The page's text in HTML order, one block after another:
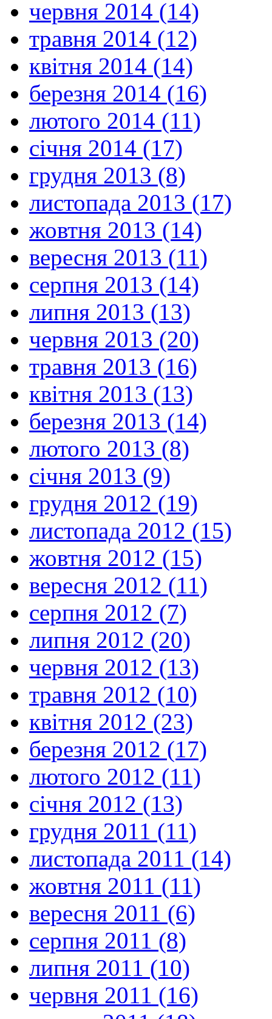
червня 2014 (14)
травня 2014 (12)
квітня 2014 (14)
березня 2014 (16)
лютого 2014 (11)
січня 2014 (17)
грудня 2013 (8)
листопада 2013 (17)
жовтня 2013 (14)
вересня 2013 (11)
серпня 2013 (14)
липня 2013 (13)
червня 2013 (20)
травня 2013 (16)
квітня 2013 (13)
березня 2013 (14)
лютого 2013 (8)
січня 2013 (9)
грудня 2012 (19)
листопада 2012 (15)
жовтня 2012 (15)
вересня 2012 (11)
серпня 2012 (7)
липня 2012 (20)
червня 2012 (13)
травня 2012 (10)
квітня 2012 (23)
березня 2012 (17)
лютого 2012 (11)
січня 2012 (13)
грудня 2011 (11)
листопада 2011 (14)
жовтня 2011 (11)
вересня 2011 (6)
серпня 2011 (8)
липня 2011 (10)
червня 2011 (16)